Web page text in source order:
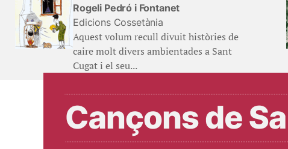
Rogeli Pedró i Fontanet
Edicions Cossetània
Aquest volum recull divuit històries de
caire molt divers ambientades a Sant
Cugat i el seu...